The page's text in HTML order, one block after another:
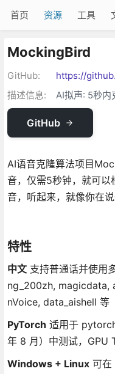
首页 资源 工具
MockingBird
GitHub:
https://
描述信息:
AI拟声: 5秒内
GitHub
AI语音克隆算法项目
音，仅需5秒钟，就可以
音，听起来，就像你在说
特性
中文支持普通话并使用
ng_200zh, magicdata,
nVoice, data_aishell 等
PyTorch 适用于
年 8 月）中测试，GPU
Windows + Linux可在